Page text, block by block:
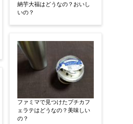
納芋大福はどうなの？おいし
いの？
ファミマで見つけたプチカフ
ェラテはどうなの？美味しい
の？